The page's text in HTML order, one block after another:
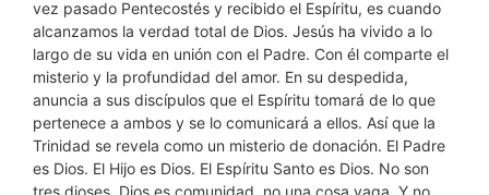
vez pasado Pentecostés y recibido el Espíritu, es cuando
alcanzamos la verdad total de Dios. Jesús ha vivido a lo
largo de su vida en unión con el Padre. Con él comparte el
misterio y la profundidad del amor. En su despedida,
anuncia a sus discípulos que el Espíritu tomará de lo que
pertenece a ambos y se lo comunicará a ellos. Así que la
Trinidad se revela como un misterio de donación. El Padre
es Dios. El Hijo es Dios. El Espíritu Santo es Dios. No son
tres dioses. Dios es comunidad, no una cosa vaga. Y no